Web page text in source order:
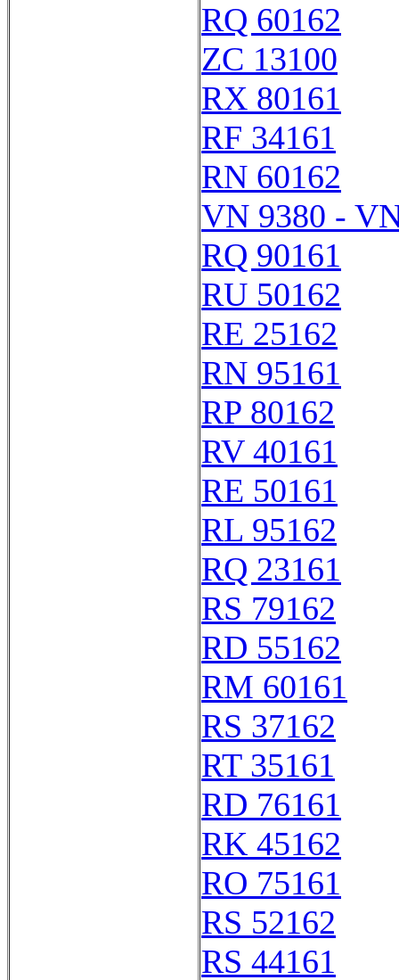
RQ 60162
ZC 13100
RX 80161
RF 34161
RN 60162
VN 9380 -
RQ 90161
RU 50162
RE 25162
RN 95161
RP 80162
RV 40161
RE 50161
RL 95162
RQ 23161
RS 79162
RD 55162
RM 60161
RS 37162
RT 35161
RD 76161
RK 45162
RO 75161
RS 52162
RS 44161